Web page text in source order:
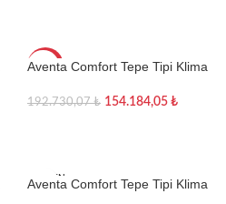
-20%
Aventa Comfort Tepe Tipi Klima
192.730,07₺ 154.184,05 ₺
TÜKEN
DI
Aventa Comfort Tepe Tipi Klima